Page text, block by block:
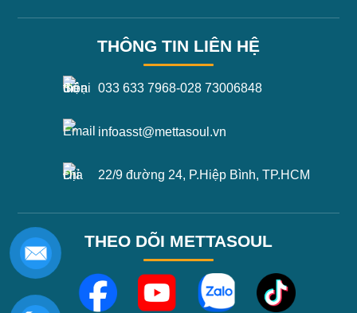
THÔNG TIN LIÊN HỆ
033 633 7968-028 73006848
infoasst@mettasoul.vn
22/9 đường 24, P.Hiệp Bình, TP.HCM
THEO DÕI METTASOUL